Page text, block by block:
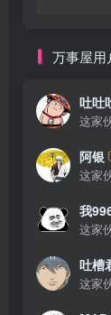
万事屋用
吐吐
阿银
吐槽